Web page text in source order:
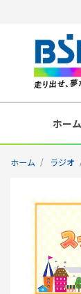
ホーム
ホーム ラジオ